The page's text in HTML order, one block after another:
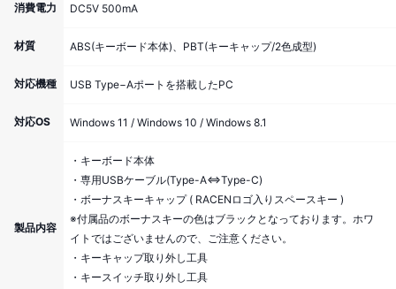
消費電力 DC5V 500mA
材質 ABS(キーボード本体)、PBT(キーキャップ/2色成型)
対応機種 USB Type−Aポートを搭載したPC
対応OS Windows 11 / Windows 10 / Windows 8.1
製品内容
・キーボード本体
・専用USBケーブル(Type-A⇔Type-C)
・ボーナスキーキャップ ( RACENロゴ入りスペースキー )
※付属品のボーナスキーの色はブラックとなっております。ホワ
イトではございませんので、ご注意ください。
・キーキャップ取り外し工具
・キースイッチ取り外し工具